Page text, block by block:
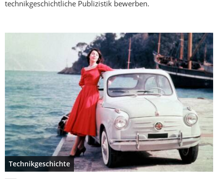
technikgeschichtliche Publizistik bewerben.
Technikgeschichte